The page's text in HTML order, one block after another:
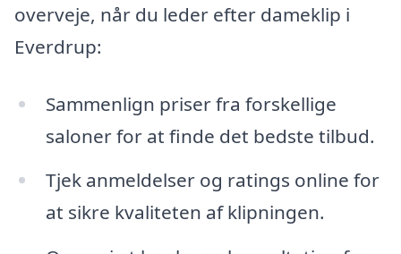
overveje, når du leder efter dameklip i
Everdrup:
Sammenlign priser fra forskellige
saloner for at finde det bedste tilbud.
Tjek anmeldelser og ratings online for
at sikre kvaliteten af klipningen.